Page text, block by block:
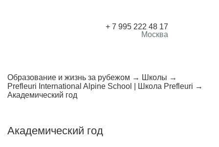
+ 7 995 222 48 17
Москва
Образование и жизнь за рубежом
Школы
Prefleuri International Alpine School | Школа Prefleuri
Академический год
Академический год